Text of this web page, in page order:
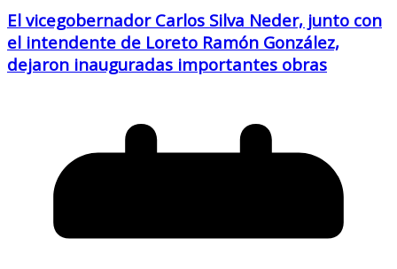
El vicegobernador Carlos Silva Neder, junto con
el intendente de Loreto Ramón González,
dejaron inauguradas importantes obras